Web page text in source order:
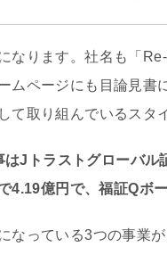
なります。社名も「
ムページにも目論見
て取り組んでいるスタ
Jトラストグローバル
4.19億円で、福証Qボ
なっている3つの事業